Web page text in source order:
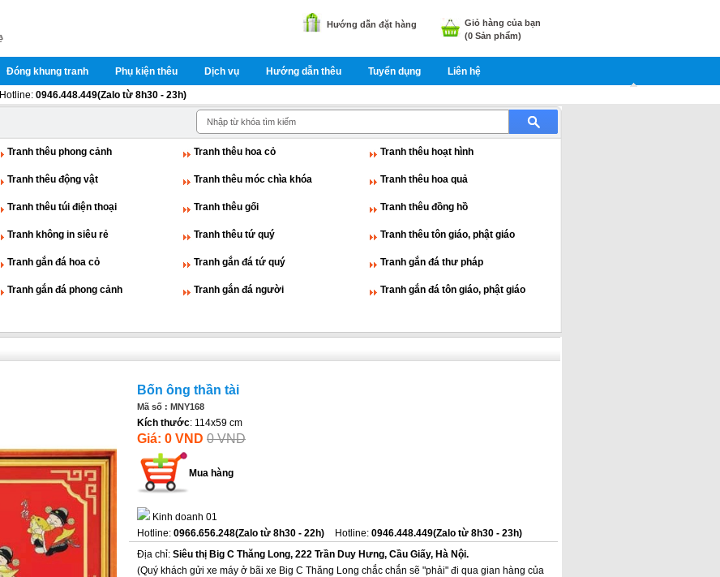
Giỏ hàng của bạn
(0 Sản phẩm)
Hướng dẫn đặt hàng
Đóng khung tranh Phụ kiện thêu Dịch vụ Hướng dẫn thêu Tuyển dụng Liên hệ
Hotline: 0946.448.449(Zalo từ 8h30 - 23h)
Tranh thêu phong cảnh Tranh thêu hoa cỏ Tranh thêu hoạt hình
Tranh thêu động vật Tranh thêu móc chìa khóa Tranh thêu hoa quả
Tranh thêu túi điện thoại Tranh thêu gối Tranh thêu đồng hồ
Tranh không in siêu rẻ Tranh thêu tứ quý Tranh thêu tôn giáo, phật giáo
Tranh gắn đá hoa cỏ Tranh gắn đá tứ quý Tranh gắn đá thư pháp
Tranh gắn đá phong cảnh Tranh gắn đá người Tranh gắn đá tôn giáo, phật giáo
Bốn ông thần tài
Mã số : MNY168
Kích thước: 114x59 cm
Giá: 0 VND 0 VND
Mua hàng
Kinh doanh 01
Hotline: 0966.656.248(Zalo từ 8h30 - 22h) Hotline: 0946.448.449(Zalo từ 8h30 - 23h)
Địa chỉ: Siêu thị Big C Thăng Long, 222 Trần Duy Hưng, Cầu Giấy, Hà Nội.
(Quý khách gửi xe máy ở bãi xe Big C Thăng Long chắc chắn sẽ "phải" đi qua gian hàng của